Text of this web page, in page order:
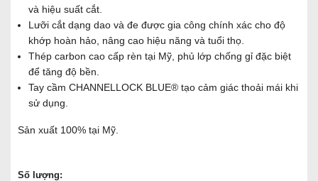
và hiệu suất cắt.
Lưỡi cắt dạng dao và đe được gia công chính xác cho độ
khớp hoàn hảo, nâng cao hiệu năng và tuổi thọ.
Thép carbon cao cấp rèn tại Mỹ, phủ lớp chống gỉ đặc biệt
để tăng độ bền.
Tay cầm CHANNELLOCK BLUE® tạo cảm giác thoải mái khi
sử dụng.
Sản xuất 100% tại Mỹ.
Số lượng: